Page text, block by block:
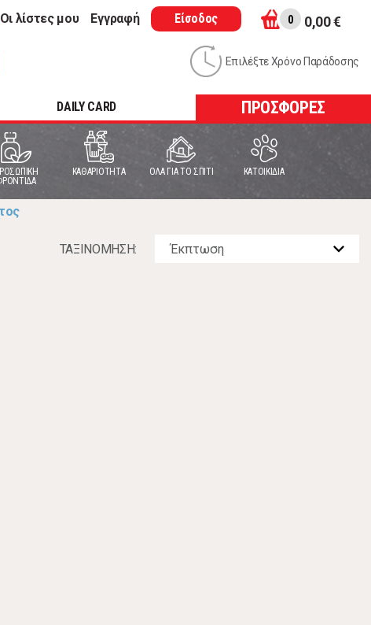
Οι λίστες μου Εγγραφή Είσοδος 0 0,00 €
Επιλέξτε Χρόνο Παράδοσης
DAILY CARD ΠΡΟΣΦΟΡΕΣ
ΚΑΘΑΡΙΟΤΗΤΑ ΟΛΑ ΓΙΑ ΤΟ ΣΠΙΤΙ ΚΑΤΟΙΚΙΔΙΑ
ΤΑΞΙΝOΜΗΣΗ: